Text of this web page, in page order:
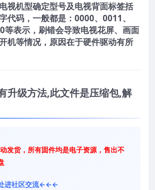
视机型确定型号及电视背面标签括
代码，一般都是：0000、0011、
等表示，刷错会导致电视花屏、画面
机等情况，原因在于硬件驱动有所
升级方法,此文件是压缩包,解
发货，所有固件均是电子资源，售出不
进社区交流←←←